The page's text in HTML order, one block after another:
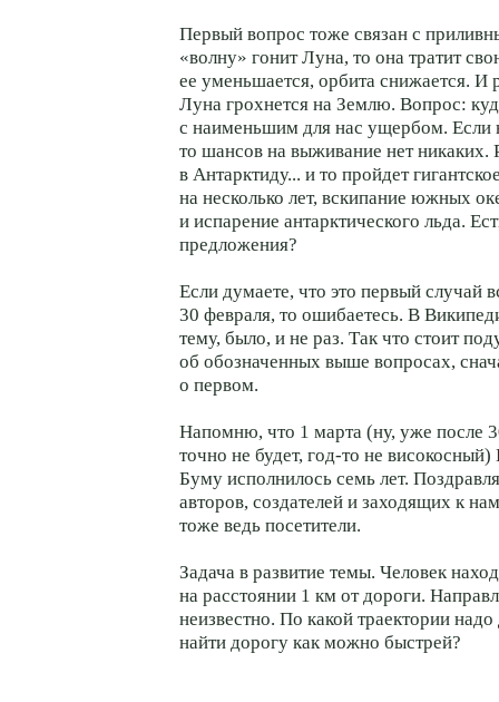
Первый вопрос тоже связан с
«волну» гонит Луна, то она тратит
ее уменьшается, орбита снижается. И
Луна грохнется на Землю. Вопрос:
с наименьшим для нас ущербом. Если
то шансов на выживание нет никаких.
в Антарктиду... и то пройдет
на несколько лет, вскипание южных
и испарение антарктического льда.
предложения?
Если думаете, что это первый случай
30 февраля, то ошибаетесь. В
тему, было, и не раз. Так что стоит
об обозначенных выше вопросах,
о первом.
Напомню, что 1 марта (ну, уже после
точно не будет, год-то не
Буму исполнилось семь лет.
авторов, создателей и заходящих к
тоже ведь посетители.
Задача в развитие темы. Человек
на расстоянии 1 км от дороги.
неизвестно. По какой траектории
найти дорогу как можно быстрей?